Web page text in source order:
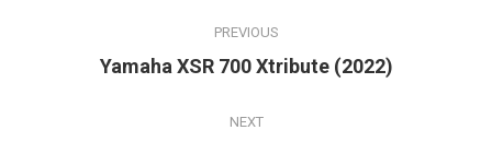
navigation
PREVIOUS
Previous
Yamaha XSR 700 Xtribute (2022)
NEXT